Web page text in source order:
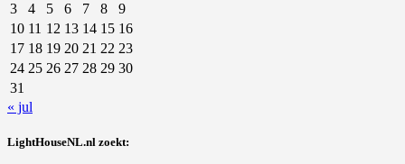
3
4 5 6 7 8
9
10 11 12 13 14 15 16
17 18 19 20 21 22 23
24 25 26 27 28 29 30
31
« jul
LightHouseNL.nl zoekt: